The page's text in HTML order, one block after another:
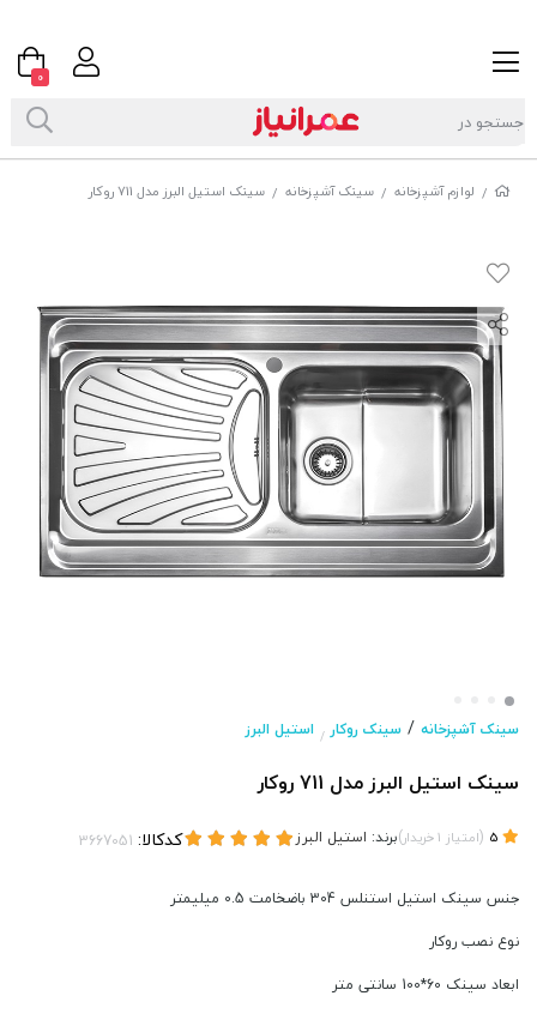
/ لوازم آشپزخانه / سینک آشپزخانه / سینک استیل البرز مدل 711 روکار
سینک آشپزخانه / سینک روکار / استیل البرز
سینک استیل البرز مدل 711 روکار
(امتیاز 1خریدار)برند: استیل البرز کدکالا:
جنس سینک استیل استنلس 304 باضخامت 0.5 میلیمتر
نوع نصب روکار
ابعاد سینک 60*100 سانتی متر
0